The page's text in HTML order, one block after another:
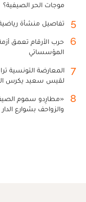
موجات الحر الصيفية؟
5 تفاصيل منشأة رياضية
6
حرب الأرقام تعمق
المؤسساتي
7
المعارضة التونسية
لقيس سعيد يكرس
8
«مطارِدو سموم
والزواحف بشوارع الدار